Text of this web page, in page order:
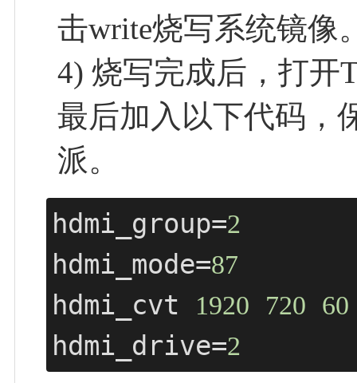
击write烧写系统镜像
4) 烧写完成后，打开
最后加入以下代码，
派。
hdmi_group=2
hdmi_mode=87
hdmi_cvt 1920 720 60
hdmi_drive=2